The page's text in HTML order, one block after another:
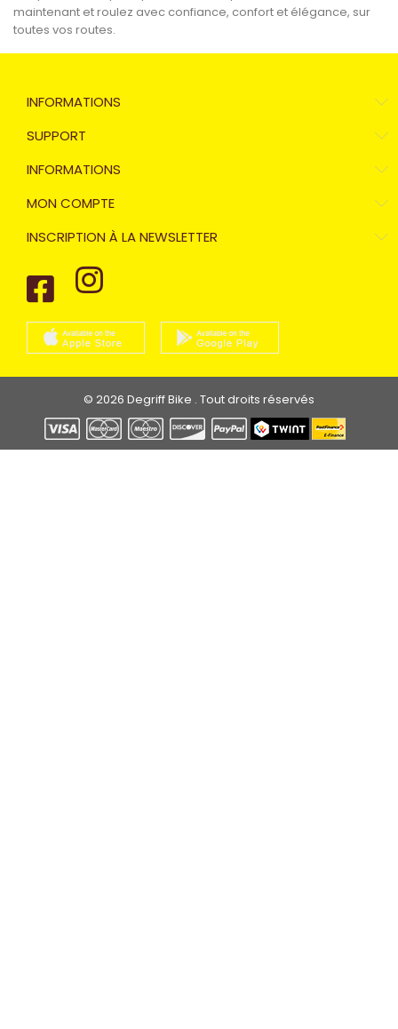
maintenant et roulez avec confiance, confort et élégance, sur
toutes vos routes.
INFORMATIONS
SUPPORT
INFORMATIONS
MON COMPTE
INSCRIPTION À LA NEWSLETTER
© 2026 Degriff Bike . Tout droits réservés